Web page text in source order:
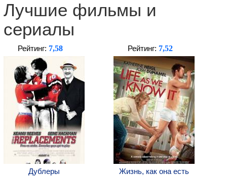
Лучшие фильмы и
сериалы
Рейтинг: 7,58
Дублеры
Рейтинг: 7,52
Жизнь, как она есть